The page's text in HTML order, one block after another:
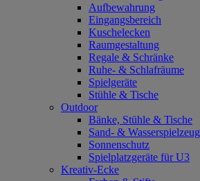
Aufbewahrung
Eingangsbereich
Kuschelecken
Raumgestaltung
Regale & Schränke
Ruhe- & Schlafräume
Spielgeräte
Stühle & Tische
Outdoor
Bänke, Stühle & Tische
Sand- & Wasserspielzeug
Sonnenschutz
Spielplatzgeräte für U3
Kreativ-Ecke